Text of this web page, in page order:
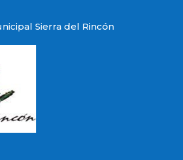
Sierra del Rincón